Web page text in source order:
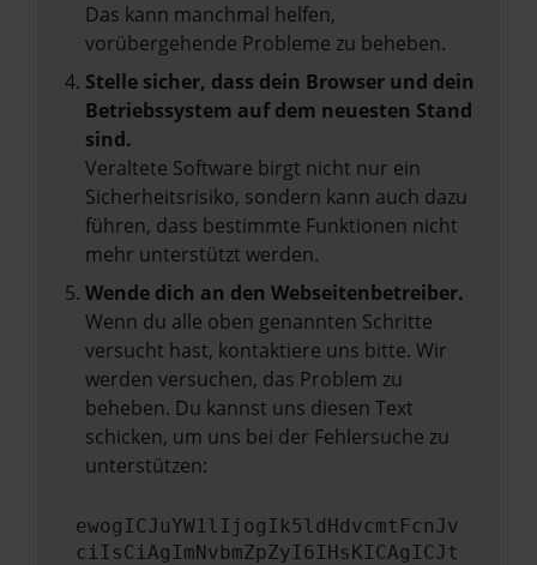
Das kann manchmal helfen,
vorübergehende Probleme zu beheben.
Stelle sicher, dass dein Browser und dein
Betriebssystem auf dem neuesten Stand
sind.
Veraltete Software birgt nicht nur ein
Sicherheitsrisiko, sondern kann auch dazu
führen, dass bestimmte Funktionen nicht
mehr unterstützt werden.
Wende dich an den Webseitenbetreiber.
Wenn du alle oben genannten Schritte
versucht hast, kontaktiere uns bitte. Wir
werden versuchen, das Problem zu
beheben. Du kannst uns diesen Text
schicken, um uns bei der Fehlersuche zu
unterstützen:
ewogICJuYW1lIjogIk5ldHdvcmtFcnJv
ciIsCiAgImNvbmZpZyI6IHsKICAgICJt